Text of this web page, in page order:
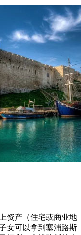
资产（住宅或商业地
女可以拿到塞浦路斯